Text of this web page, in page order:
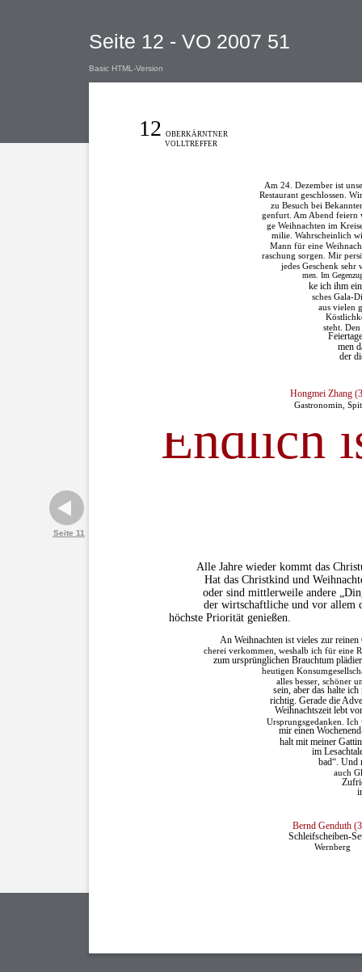
Seite 12 - VO 2007 51
Basic HTML-Version
Seite 11
12
OBERKÄRNTNER
VOLLTREFFER
Endlich
Alle Jahre wieder kommt das
Hat das Christkind und
oder sind mittlerweile andere
der wirtschaftliche und vor allem
höchste Priorität genießen.
Hongmei Zhang
Gastronomin,
Am 24. Dezember ist
Restaurant geschlossen.
zu Besuch bei
genfurt. Am Abend
ge Weihnachten im
milie. Wahrscheinlich
Mann für eine
raschung sorgen. Mir
jedes Geschenk
men. Im
ke ich ihm
sches Gala-
aus vielen
steht.
men
der
Bernd Genduth
Schleifscheiben-
Wernberg
An Weihnachten ist vieles zur reinen
cherei verkommen, weshalb ich für eine
zum ursprünglichen Brauchtum
heutigen
alles besser, schöner
sein, aber das halte
richtig. Gerade die
Weihnachtszeit lebt
Ursprungsgedanken. Ich
mir einen
halt mit meiner
im
bad“. Und
auch